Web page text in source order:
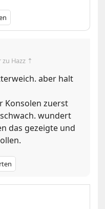
zu Hazz ⇡
aber halt
Konsolen zuerst
wundert
das gezeigte und